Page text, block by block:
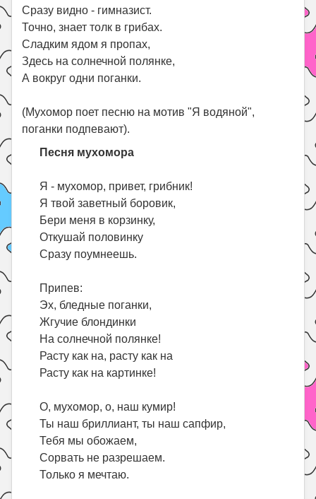
Сразу видно - гимназист.
Точно, знает толк в грибах.
Сладким ядом я пропах,
Здесь на солнечной полянке,
А вокруг одни поганки.
(Мухомор поет песню на мотив "Я водяной",
поганки подпевают).
Песня мухомора
Я - мухомор, привет, грибник!
Я твой заветный боровик,
Бери меня в корзинку,
Откушай половинку
Сразу поумнеешь.
Припев:
Эх, бледные поганки,
Жгучие блондинки
На солнечной полянке!
Расту как на, расту как на
Расту как на картинке!
О, мухомор, о, наш кумир!
Ты наш бриллиант, ты наш сапфир,
Тебя мы обожаем,
Сорвать не разрешаем.
Только я мечтаю.